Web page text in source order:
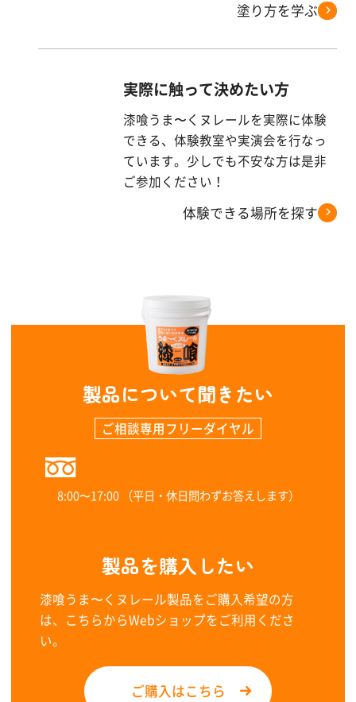
塗り方を学ぶ
実際に触って決めたい方
漆喰うま〜くヌレールを実際に体験
できる、体験教室や実演会を行なっ
ています。少しでも不安な方は是非
ご参加ください！
体験できる場所を探す
製品について聞きたい
ご相談専用フリーダイヤル
0120-323-960
8:00〜17:00 （平日・休日問わずお答えします）
製品を購入したい
漆喰うま〜くヌレール製品をご購入希望の方
は、こちらからWebショップをご利用くださ
い。
ご購入はこちら